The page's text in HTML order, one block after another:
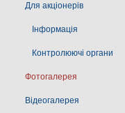
Для акціонерів
Інформація
Контролюючі органи
Фотогалерея
Відеогалерея